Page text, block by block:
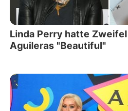
Linda Perry hatte
Aguileras "Beautiful"